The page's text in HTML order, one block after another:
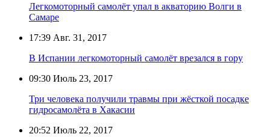
Легкомоторный самолёт упал в акваторию Волги в
Самаре
17:39 Авг. 31, 2017
В Испании легкомоторный самолёт врезался в гору
09:30 Июль 23, 2017
Три человека получили травмы при жёсткой посадке
гидросамолёта в Хакасии
20:52 Июль 22, 2017